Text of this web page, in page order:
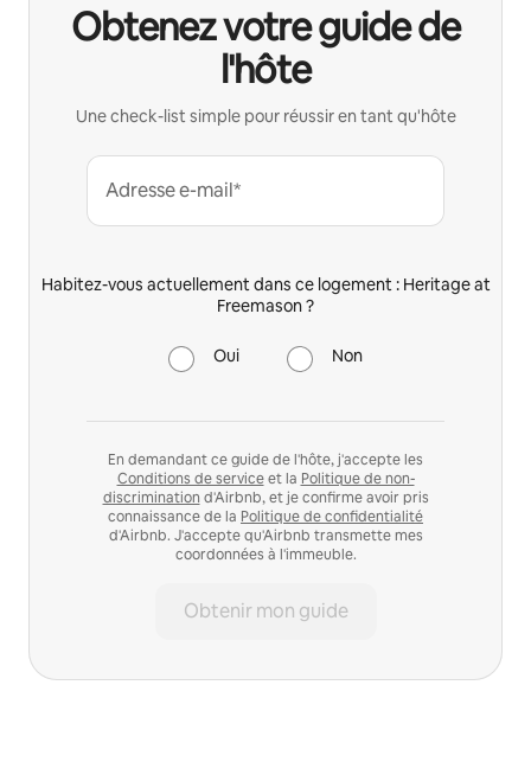
Obtenez votre guide de
l'hôte
Une check-list simple pour réussir en tant qu'hôte
Adresse e-mail*
Habitez-vous actuellement dans ce logement : Heritage at
Freemason ?
Oui Non
En demandant ce guide de l'hôte, j'accepte les
Conditions de serviceet la Politique de non-
discrimination d'Airbnb, et je confirme avoir pris
connaissance de la Politique de confidentialité
d'Airbnb. J'accepte qu'Airbnb transmette mes
coordonnées à l'immeuble.
Obtenir mon guide